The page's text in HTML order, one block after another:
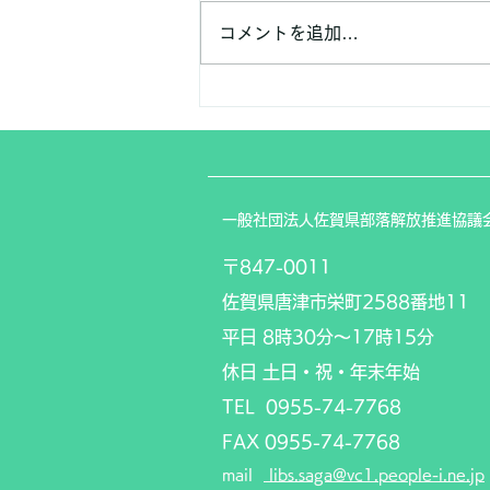
トフルデーinりぶず
コメントを追加…
一般社団法人佐賀県部落解放推進協議
〒847-0011
佐賀県唐津市栄町2588番地11
平日 8時30分〜17時15分
​休日 土日・祝・年末年始
TEL 0955-74-7768
FAX 0955-74-7768
mail libs.saga@vc1.people-i.ne.jp